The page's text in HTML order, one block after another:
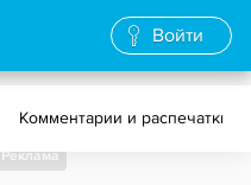
Войти
Комментарии и распечатки
Реклама